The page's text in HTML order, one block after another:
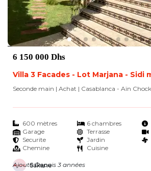
6 150 000 Dhs
Villa 3 Facades - Lot Marjana - Sidi
Seconde main | Achat | Casablanca - Aïn Chock
600 mètres 6 chambres
Garage
Terrasse
Securite
Jardin
Chemine
Cuisine
Sakane
Ajouté Depuis 3 années